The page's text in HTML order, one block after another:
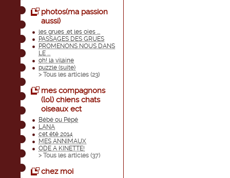
photos(ma passion
aussi)
les grues ,et les oies ...
PASSAGES DES GRUES
PROMENONS NOUS DANS
LE ...
oh! la vilaine
puzzle (suite)
> Tous les articles (23)
mes compagnons
(lol) chiens chats
oiseaux ect
Bébé ou Pépé
LANA
cet été 2014
MES ANNIMAUX
ODE A KINETTE!
> Tous les articles (37)
chez moi